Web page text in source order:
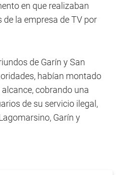
en que realizaban
la empresa de TV por
de Garín y San
habían montado
cobrando una
de su servicio ilegal,
Garín y